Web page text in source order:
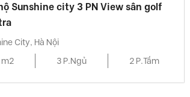
Sunshine city 3 PN View sân golf
City, Hà Nội
m2
3 P.Ngủ 2 P.Tắm